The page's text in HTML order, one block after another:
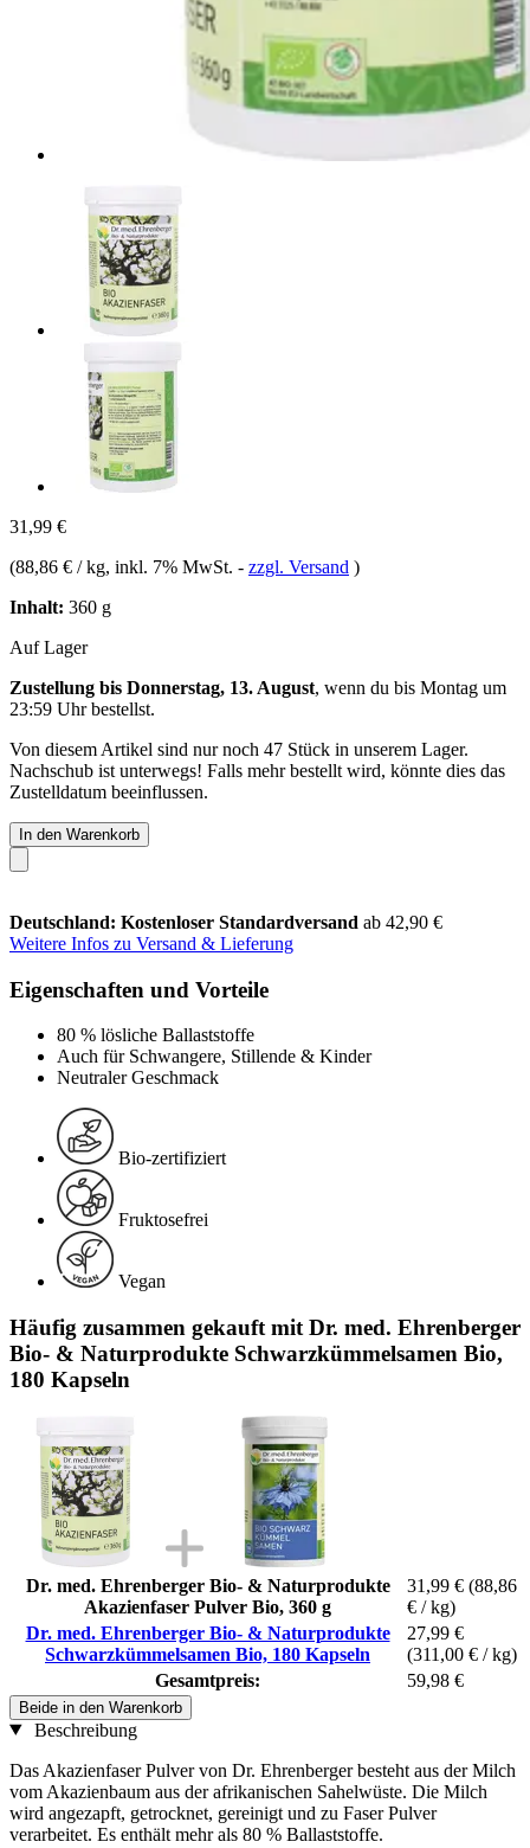
31,99 €
(88,86 € / kg, inkl. 7% MwSt. - zzgl. Versand )
Inhalt: 360 g
Auf Lager
Zustellung bis Donnerstag, 13. August, wenn du bis Montag um
23:59 Uhrbestellst.
Von diesem Artikel sind nur noch 47 Stück in unserem Lager.
Nachschub ist unterwegs! Falls mehr bestellt wird, könnte dies das
Zustelldatum beeinflussen.
In den Warenkorb
Deutschland: Kostenloser Standardversand ab 42,90 €
Weitere Infos zu Versand & Lieferung
Eigenschaften und Vorteile
80 % lösliche Ballaststoffe
Auch für Schwangere, Stillende & Kinder
Neutraler Geschmack
Bio-zertifiziert
Fruktosefrei
Vegan
Häufig zusammen gekauft mit Dr. med. Ehrenberger
Bio- & Naturprodukte Schwarzkümmelsamen Bio,
180 Kapseln
Dr. med. Ehrenberger Bio- & Naturprodukte
Akazienfaser Pulver Bio, 360 g
31,99 € (88,86
€ / kg)
Dr. med. Ehrenberger Bio- & Naturprodukte
Schwarzkümmelsamen Bio, 180 Kapseln
27,99 €
(311,00 € / kg)
Gesamtpreis:
59,98 €
Beide in den Warenkorb
Beschreibung
Das Akazienfaser Pulver von Dr. Ehrenberger besteht aus der Milch
vom Akazienbaum aus der afrikanischen Sahelwüste. Die Milch
wird angezapft, getrocknet, gereinigt und zu Faser Pulver
verarbeitet. Es enthält mehr als 80 % Ballaststoffe.